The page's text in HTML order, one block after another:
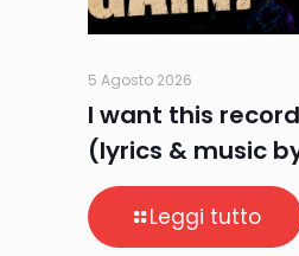
5 Agosto 2026
I want this
(lyrics & music
Leggi tutto